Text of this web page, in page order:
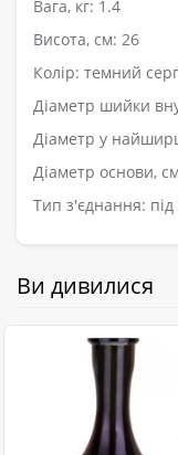
Вага, кг: 1.4
Висота, см: 26
Колір: темний
Діаметр шийки
Діаметр у
Діаметр основи,
Тип з'єднання:
Ви дивилися